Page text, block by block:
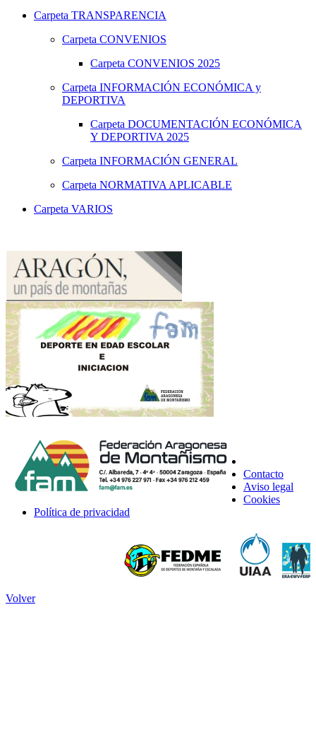
Carpeta TRANSPARENCIA
Carpeta CONVENIOS
Carpeta CONVENIOS 2025
Carpeta INFORMACIÓN ECONÓMICA y
DEPORTIVA
Carpeta DOCUMENTACIÓN ECONÓMICA
Y DEPORTIVA 2025
Carpeta INFORMACIÓN GENERAL
Carpeta NORMATIVA APLICABLE
Carpeta VARIOS
Contacto
Aviso legal
Cookies
Política de privacidad
Volver